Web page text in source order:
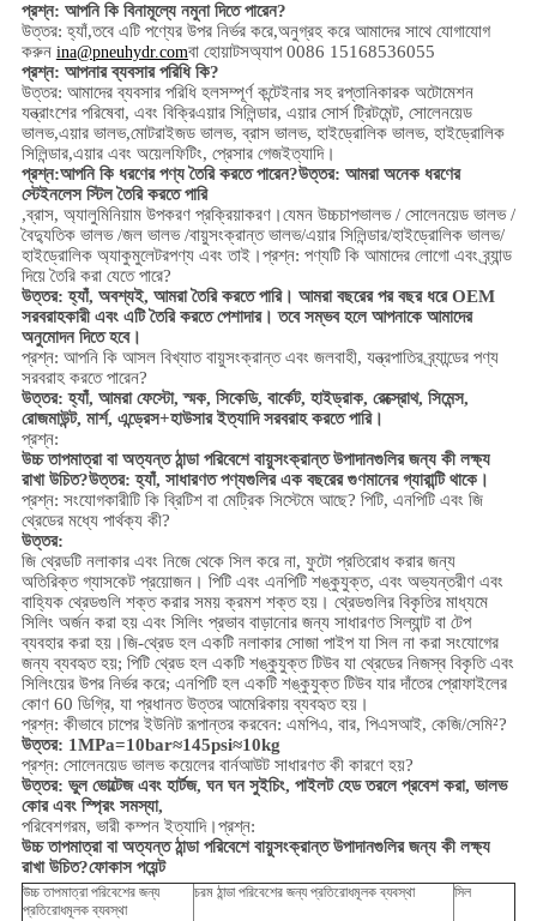
প্রশ্ন: আপনি কি বিনামূল্যে নমুনা দিতে পারেন?
উত্তর: হ্যাঁ,তবে এটি পণ্যের উপর নির্ভর করে,অনুগ্রহ করে আমাদের সাথে যোগাযোগ
করুন ina@pneuhydr.comবা হোয়াটসঅ্যাপ 0086 15168536055
প্রশ্ন: আপনার ব্যবসার পরিধি কি?
উত্তর: আমাদের ব্যবসার পরিধি হলসম্পূর্ণ কন্টেইনার সহ রপ্তানিকারক অটোমেশন
যন্ত্রাংশের পরিষেবা, এবং বিক্রিএয়ার সিলিন্ডার, এয়ার সোর্স ট্রিটমেন্ট, সোলেনয়েড
ভালভ,এয়ার ভালভ,মোটরাইজড ভালভ,ব্রাস ভালভ, হাইড্রোলিক ভালভ, হাইড্রোলিক
সিলিন্ডার,এয়ার এবং অয়েলফিটিং, প্রেসার গেজইত্যাদি।
প্রশ্ন:আপনি কি ধরণের পণ্য তৈরি করতে পারেন?উত্তর: আমরা অনেক ধরণের
স্টেইনলেস স্টিল তৈরি করতে পারি
,ব্রাস, অ্যালুমিনিয়াম উপকরণ প্রক্রিয়াকরণ।যেমন উচ্চচাপভালভ / সোলেনয়েড ভালভ /
বৈদ্যুতিক ভালভ /জল ভালভ /বায়ুসংক্রান্ত ভালভ/এয়ার সিলিন্ডার/হাইড্রোলিক ভালভ/
হাইড্রোলিক অ্যাকুমুলেটরপণ্য এবং তাই।প্রশ্ন: পণ্যটি কি আমাদের লোগো এবং ব্র্যান্ড
দিয়ে তৈরি করা যেতে পারে?
উত্তর: হ্যাঁ, অবশ্যই, আমরা তৈরি করতে পারি। আমরা বছরের পর বছর ধরে OEM
সরবরাহকারী এবং এটি তৈরি করতে পেশাদার। তবে সম্ভব হলে আপনাকে আমাদের
অনুমোদন দিতে হবে।
প্রশ্ন: আপনি কি আসল বিখ্যাত বায়ুসংক্রান্ত এবং জলবাহী, যন্ত্রপাতির ব্র্যান্ডের পণ্য
সরবরাহ করতে পারেন?
উত্তর: হ্যাঁ, আমরা ফেস্টো, স্মক, সিকেডি, বার্কেট, হাইড্রাক, রেক্স্রোথ, সিমেন্স,
রোজমাউন্ট, মার্শ, এন্ড্রেস+হাউসার ইত্যাদি সরবরাহ করতে পারি।
প্রশ্ন:
উচ্চ তাপমাত্রা বা অত্যন্ত ঠান্ডা পরিবেশে বায়ুসংক্রান্ত উপাদানগুলির জন্য কী লক্ষ্য
রাখা উচিত?উত্তর: হ্যাঁ, সাধারণত পণ্যগুলির এক বছরের গুণমানের গ্যারান্টি থাকে।
প্রশ্ন: সংযোগকারীটি কি ব্রিটিশ বা মেট্রিক সিস্টেমে আছে? পিটি, এনপিটি এবং জি
থ্রেডের মধ্যে পার্থক্য কী?
উত্তর:
জি থ্রেডটি নলাকার এবং নিজে থেকে সিল করে না, ফুটো প্রতিরোধ করার জন্য
অতিরিক্ত গ্যাসকেট প্রয়োজন। পিটি এবং এনপিটি শঙ্কুযুক্ত, এবং অভ্যন্তরীণ এবং
বাহ্যিক থ্রেডগুলি শক্ত করার সময় ক্রমশ শক্ত হয়। থ্রেডগুলির বিকৃতির মাধ্যমে
সিলিং অর্জন করা হয় এবং সিলিং প্রভাব বাড়ানোর জন্য সাধারণত সিল্যান্ট বা টেপ
ব্যবহার করা হয়।জি-থ্রেড হল একটি নলাকার সোজা পাইপ যা সিল না করা সংযোগের
জন্য ব্যবহৃত হয়; পিটি থ্রেড হল একটি শঙ্কুযুক্ত টিউব যা থ্রেডের নিজস্ব বিকৃতি এবং
সিলিংয়ের উপর নির্ভর করে; এনপিটি হল একটি শঙ্কুযুক্ত টিউব যার দাঁতের প্রোফাইলের
কোণ 60 ডিগ্রি, যা প্রধানত উত্তর আমেরিকায় ব্যবহৃত হয়।
প্রশ্ন: কীভাবে চাপের ইউনিট রূপান্তর করবেন: এমপিএ, বার, পিএসআই, কেজি/সেমি²?
উত্তর: 1MPa=10bar≈145psi≈10kg
প্রশ্ন: সোলেনয়েড ভালভ কয়েলের বার্নআউট সাধারণত কী কারণে হয়?
উত্তর: ভুল ভোল্টেজ এবং হার্টজ, ঘন ঘন সুইচিং, পাইলট হেড তরলে প্রবেশ করা, ভালভ
কোর এবং স্প্রিং সমস্যা,
পরিবেশগরম, ভারী কম্পন ইত্যাদি।প্রশ্ন:
উচ্চ তাপমাত্রা বা অত্যন্ত ঠান্ডা পরিবেশে বায়ুসংক্রান্ত উপাদানগুলির জন্য কী লক্ষ্য
রাখা উচিত?ফোকাস পয়েন্ট
উচ্চ তাপমাত্রা পরিবেশের জন্য
প্রতিরোধমূলক ব্যবস্থা
চরম ঠান্ডা পরিবেশের জন্য প্রতিরোধমূলক ব্যবস্থা সিল